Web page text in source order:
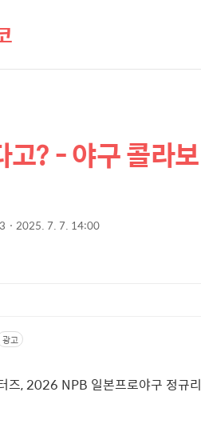
고? - 야구 콜라
2025. 7. 7. 14:00
광고
즈, 2026 NPB 일본프로야구 정규